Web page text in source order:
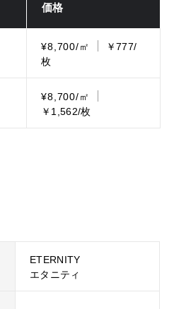
価格
¥8,700/㎡
￥777/
枚
¥8,700/㎡
￥1,562/枚
ETERNITY
エタニティ